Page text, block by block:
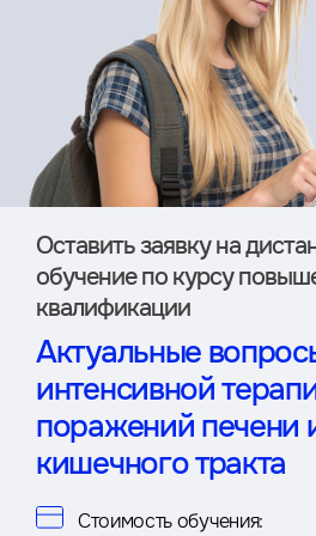
Оставить заявку на
обучение по курсу
квалификации
Актуальные
интенсивной
поражений печени
кишечного тракта
Стоимость обучения: